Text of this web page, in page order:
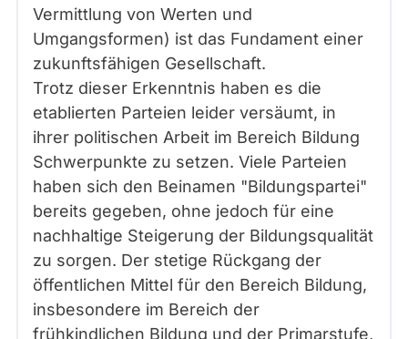
Vermittlung von Werten und
Umgangsformen) ist das Fundament einer
zukunftsfähigen Gesellschaft.
Trotz dieser Erkenntnis haben es die
etablierten Parteien leider versäumt, in
ihrer politischen Arbeit im Bereich Bildung
Schwerpunkte zu setzen. Viele Parteien
haben sich den Beinamen "Bildungspartei"
bereits gegeben, ohne jedoch für eine
nachhaltige Steigerung der Bildungsqualität
zu sorgen. Der stetige Rückgang der
öffentlichen Mittel für den Bereich Bildung,
insbesondere im Bereich der
frühkindlichen Bildung und der Primarstufe,